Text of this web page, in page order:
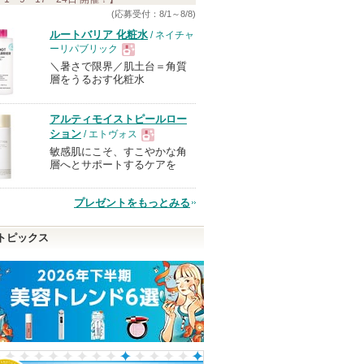
(応募受付：8/1～8/8)
ルートバリア 化粧水 / ネイチャ
ーリパブリック
現
品
＼暑さで限界／肌土台＝角質
層をうるおす化粧水
アルティモイストピールロー
ション / エトヴォス
現
品
敏感肌にこそ、すこやかな角
層へとサポートするケアを
プレゼントをもっとみる
ピックス